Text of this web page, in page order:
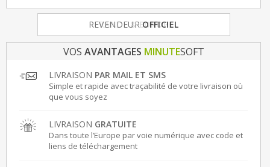
FRANCE & EUROPE
VOS AVANTAGES MINUTESOFT
LIVRAISON PAR MAIL ET SMS
Simple et rapide avec traçabilité de votre livraison où
que vous soyez
LIVRAISON GRATUITE
Dans toute l’Europe par voie numérique avec code et
liens de téléchargement